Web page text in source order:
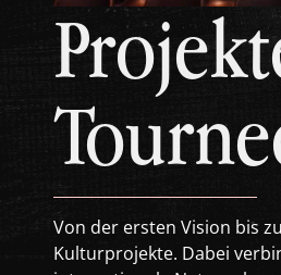
Von der ersten Vision bis
Kulturprojekte. Dabei